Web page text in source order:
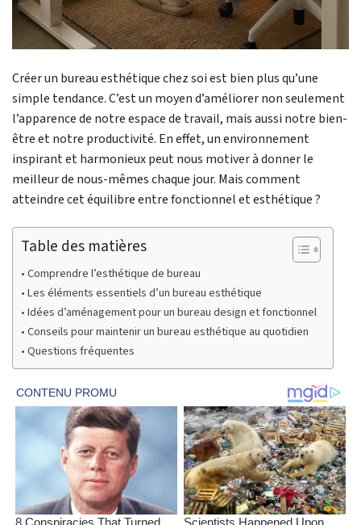
Créer un bureau esthétique chez soi est bien plus qu’une
simple tendance. C’est un moyen d’améliorer non seulement
l’apparence de notre espace de travail, mais aussi notre bien-
être et notre productivité. En effet, un environnement
inspirant et harmonieux peut nous motiver à donner le
meilleur de nous-mêmes chaque jour. Mais comment
atteindre cet équilibre entre fonctionnel et esthétique ?
Table des matières
Comprendre l’esthétique de bureau
Les éléments essentiels d’un bureau esthétique
Idées d’aménagement pour un bureau design et fonctionnel
Conseils pour maintenir un bureau esthétique au quotidien
Questions fréquentes